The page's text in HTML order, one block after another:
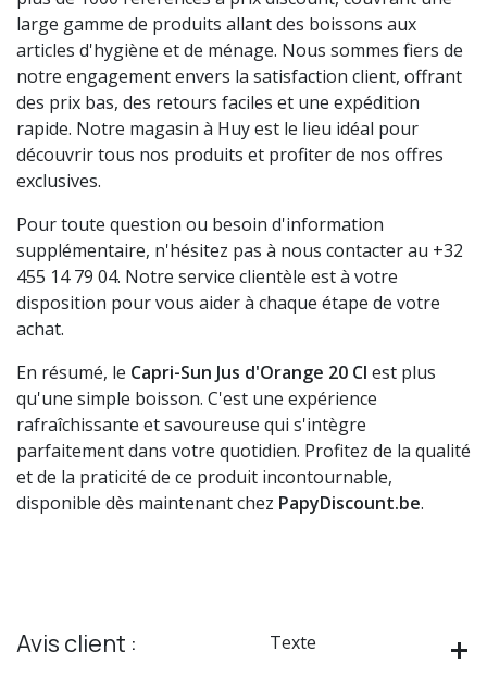
large gamme de produits allant des boissons aux
articles d'hygiène et de ménage. Nous sommes fiers de
notre engagement envers la satisfaction client, offrant
des prix bas, des retours faciles et une expédition
rapide. Notre magasin à Huy est le lieu idéal pour
découvrir tous nos produits et profiter de nos offres
exclusives.
Pour toute question ou besoin d'information
supplémentaire, n'hésitez pas à nous contacter au +32
455 14 79 04. Notre service clientèle est à votre
disposition pour vous aider à chaque étape de votre
achat.
En résumé, le Capri-Sun Jus d'Orange 20 Cl est plus
qu'une simple boisson. C'est une expérience
rafraîchissante et savoureuse qui s'intègre
parfaitement dans votre quotidien. Profitez de la qualité
et de la praticité de ce produit incontournable,
disponible dès maintenant chez PapyDiscount.be.
Avis client : Texte